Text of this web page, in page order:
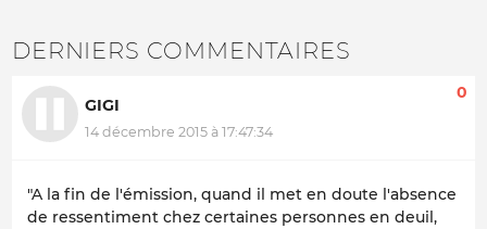
DERNIERS COMMENTAIRES
GIGI
14 décembre 2015 à 17:47:34
0
"A la fin de l'émission, quand il met en doute l'absence
de ressentiment chez certaines personnes en deuil,